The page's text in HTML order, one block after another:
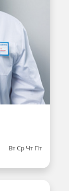
ВтСр Чт Пт